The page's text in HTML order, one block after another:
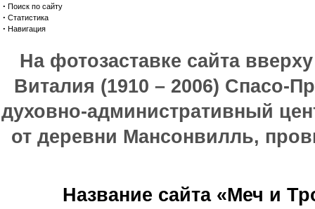
· Поиск по сайту
· Статистика
· Навигация
На фотозаставке сайта
Виталия (1910 – 2006) Спасо-
духовно-административный
от деревни Мансонвилль,
Название сайта «Меч и